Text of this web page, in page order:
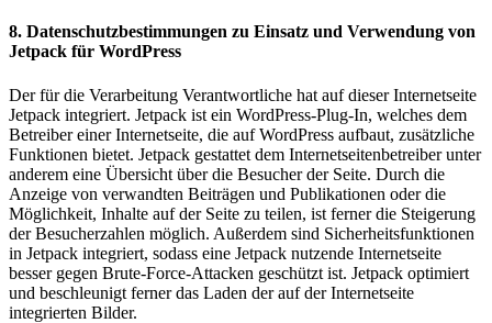
8. Datenschutzbestimmungen zu Einsatz und Verwendung von
Jetpack für WordPress
Der für die Verarbeitung Verantwortliche hat auf dieser Internetseite
Jetpack integriert. Jetpack ist ein WordPress-Plug-In, welches dem
Betreiber einer Internetseite, die auf WordPress aufbaut, zusätzliche
Funktionen bietet. Jetpack gestattet dem Internetseitenbetreiber unter
anderem eine Übersicht über die Besucher der Seite. Durch die
Anzeige von verwandten Beiträgen und Publikationen oder die
Möglichkeit, Inhalte auf der Seite zu teilen, ist ferner die Steigerung
der Besucherzahlen möglich. Außerdem sind Sicherheitsfunktionen
in Jetpack integriert, sodass eine Jetpack nutzende Internetseite
besser gegen Brute-Force-Attacken geschützt ist. Jetpack optimiert
und beschleunigt ferner das Laden der auf der Internetseite
integrierten Bilder.